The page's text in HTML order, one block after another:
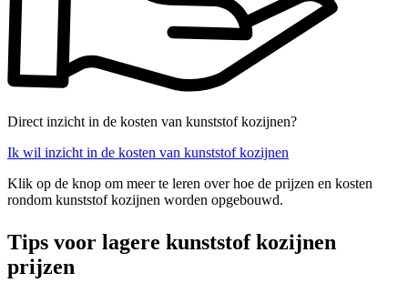
Direct inzicht in de kosten van kunststof kozijnen?
Ik wil inzicht in de kosten van kunststof kozijnen
Klik op de knop om meer te leren over hoe de prijzen en kosten
rondom kunststof kozijnen worden opgebouwd.
Tips voor lagere kunststof kozijnen
prijzen